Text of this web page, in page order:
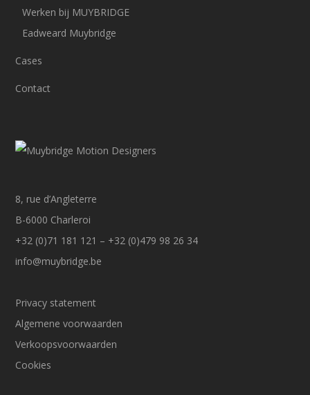
Werken bij MUYBRIDGE
Eadweard Muybridge
Cases
Contact
8, rue d’Angleterre
B-6000 Charleroi
+32 (0)71 181 121 – +32 (0)479 98 26 34
info@muybridge.be
Privacy statement
Algemene voorwaarden
Verkoopsvoorwaarden
Cookies